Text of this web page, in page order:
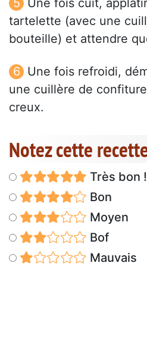
Une fois cuit,
tartelette (avec une
bouteille) et attendre
Une fois refroidi,
une cuillère de
creux.
Notez cette
Très bon !
Bon
Moyen
Bof
Mauvais